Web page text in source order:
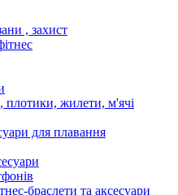
, захист
жилети, м'ячі
для плавання
браслети та аксесуари